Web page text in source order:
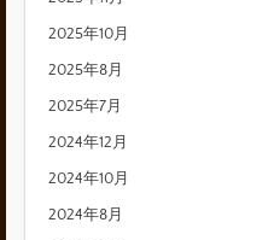
2025年10月
2025年8月
2025年7月
2024年12月
2024年10月
2024年8月